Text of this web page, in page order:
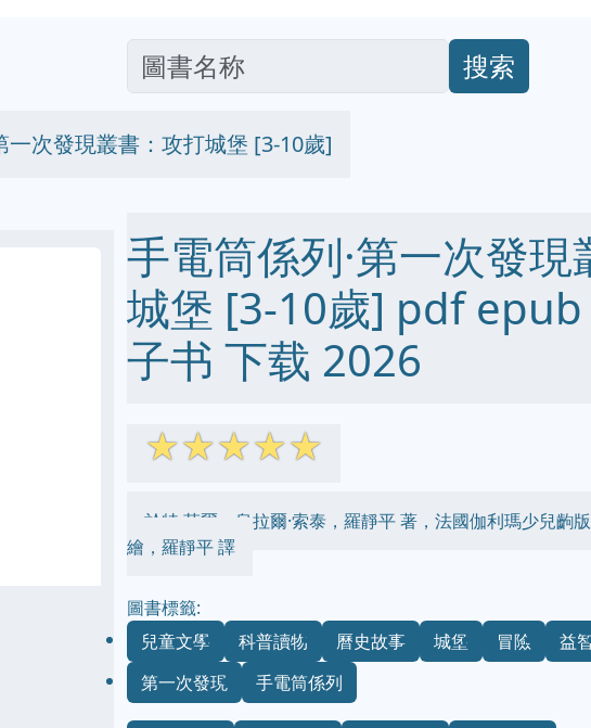
搜索
一次發現叢書：攻打城堡 [3-10歲]
手電筒係列·第一次發
城堡 [3-10歲] pdf
子书 下载 2026
☆☆☆☆☆
於特·菲爾，烏拉爾·索泰，羅靜平 著，法國伽利瑪少兒齣
繪，羅靜平 譯
圖書標籤:
兒童文學
科普讀物 曆史故事 城堡 冒險 益
第一次發現
手電筒係列